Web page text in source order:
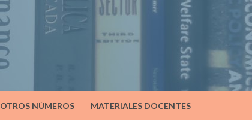
OTROS NÚMEROS MATERIALES DOCENTES